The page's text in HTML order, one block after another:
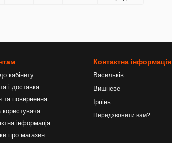
кабінету
і доставка
та повернення
користувача
інформація
про магазин
Контактна інформація
Васильків
Вишневе
Ірпінь
Передзвонити вам?